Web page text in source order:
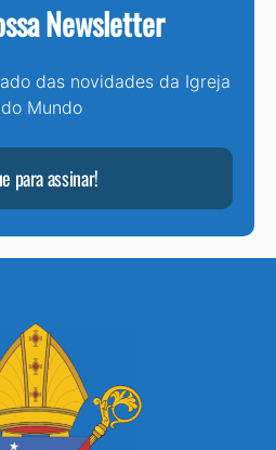
Newsletter
das novidades da Igreja
Mundo
para assinar!